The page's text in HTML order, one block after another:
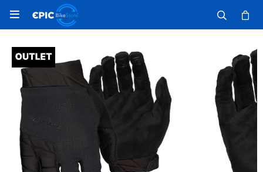
